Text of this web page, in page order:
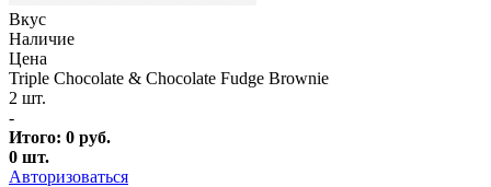
Вкус
Наличие
Цена
Triple Chocolate & Chocolate Fudge Brownie
2 шт.
-
Итого: 0 руб.
0 шт.
Авторизоваться